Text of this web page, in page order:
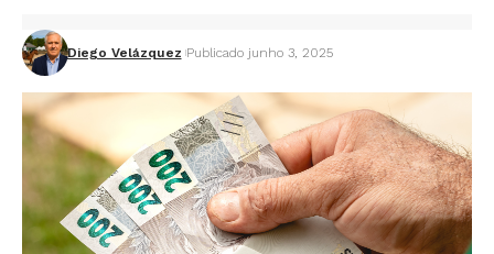
Diego Velázquez Publicado junho 3, 2025